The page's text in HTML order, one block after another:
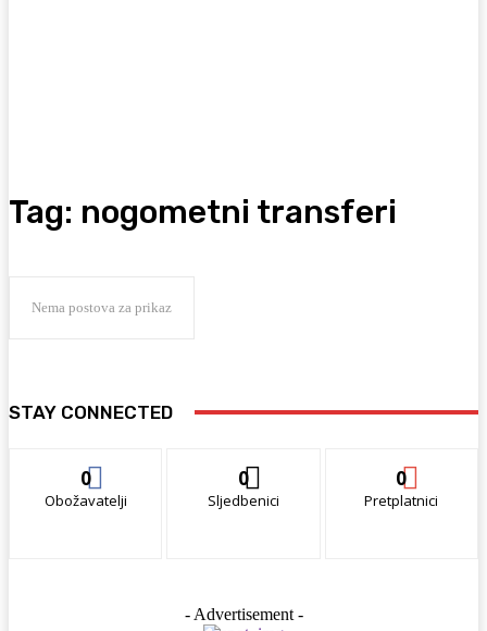
Tag: nogometni transferi
Nema postova za prikaz
STAY CONNECTED
0
Obožavatelji
0
Sljedbenici
0
Pretplatnici
- Advertisement -